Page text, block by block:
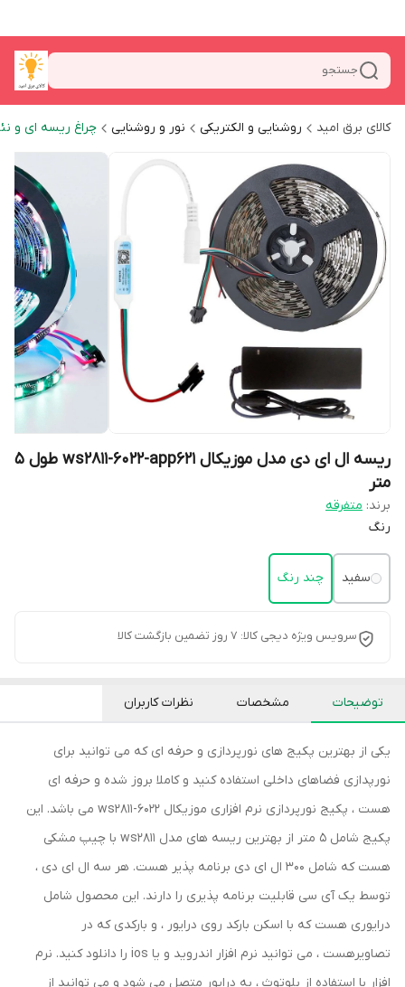
جستجو
کالای برق امید روشنایی و الکتریکی نور و روشنایی چراغ ریسه ای و
ریسه ال ای دی مدل موزیکال ws2811-6022-app621 طول 5
متر
برند: متفرقه
رنگ
سفید چند رنگ
سرویس ویژه دیجی کالا: 7 روز تضمین بازگشت کالا
توضیحات مشخصات نظرات کاربران
یکی از بهترین پکیج های نورپردازی و حرفه ای که می توانید برای
نورپدازی فضاهای داخلی استفاده کنید و کاملا بروز شده و حرفه ای
هست ، پکیج نورپردازی نرم افزاری موزیکال ws2811-6022 می باشد. این
پکیج شامل 5 متر از بهترین ریسه های مدل ws2811 با چیپ مشکی
هست که شامل 300 ال ای دی برنامه پذیر هست. هر سه ال ای دی ،
توسط یک آی سی قابلیت برنامه پذیری را دارند. این محصول شامل
درایوری هست که با اسکن بارکد روی درایور ، و بارکدی که در
تصاویرهست ، می توانید نرم افزار اندروید و یا ios را دانلود کنید. نرم
افزار با استفاده از بلوتوث ، به درایور متصل می شود و می توانید از